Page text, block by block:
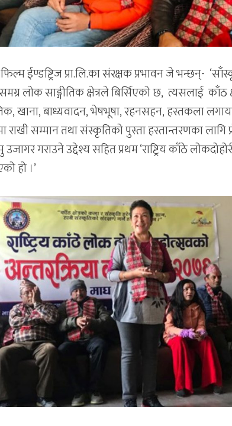
ईण्डष्ट्रिज प्रा.लि.का संरक्षक प्रभावन जे भन्छन्-
लोक साङ्गीतिक क्षेत्रले बिर्सिएको छ, त्यसलाई काँठ
खाना, बाध्यवादन, भेषभूषा, रहनसहन, हस्तकला
राखी सम्मान तथा संस्कृतिको पुस्ता हस्तान्तरणका लागि
गराउने उद्देश्य सहित प्रथम ‘राष्ट्रिय काँठे
हो ।’